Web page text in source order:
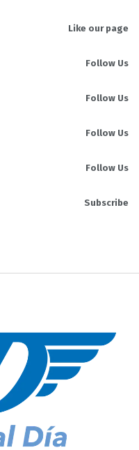
Like our page
Follow Us
Follow Us
Follow Us
Follow Us
Subscribe